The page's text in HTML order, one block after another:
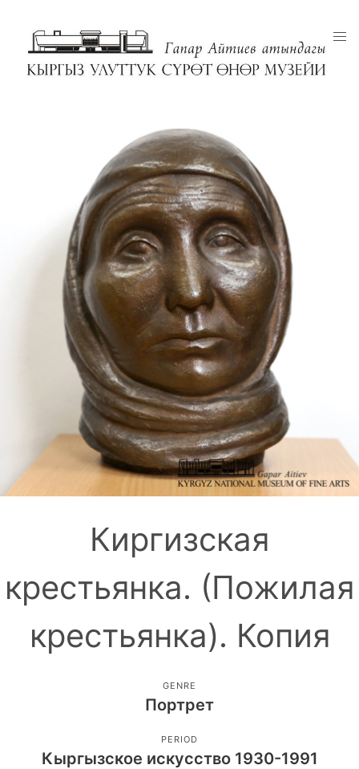
Киргизская
крестьянка. (Пожилая
крестьянка). Копия
GENRE
Портрет
PERIOD
Кыргызское искусство 1930-1991